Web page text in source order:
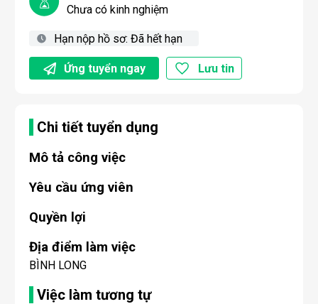
Chưa có kinh nghiệm
Hạn nộp hồ sơ:Đã hết hạn
Ứng tuyển ngay Lưu tin
Chi tiết tuyển dụng
Mô tả công việc
Yêu cầu ứng viên
Quyền lợi
Địa điểm làm việc
BÌNH LONG
Việc làm tương tự